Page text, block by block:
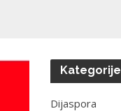
Kategorije
Dijaspora